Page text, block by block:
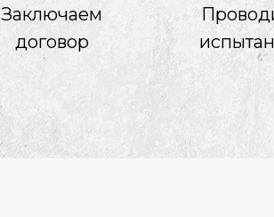
Заключаем
договор